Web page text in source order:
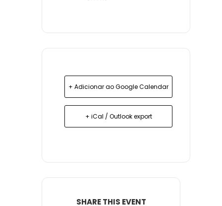
+ Adicionar ao Google Calendar
+ iCal / Outlook export
SHARE THIS EVENT